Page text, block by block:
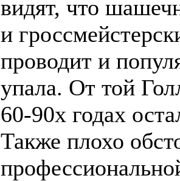
Молодым
играть, они не
шашечным
него. Последний
если перестанет,